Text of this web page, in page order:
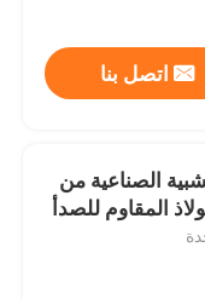
اتصل بنا
الصناعية من
المقاوم للصدأ